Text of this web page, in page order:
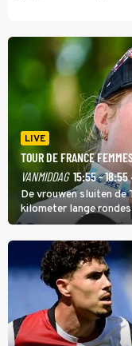
LIVE
TOUR DE FRANCE
VANMIDDAG 15:55 - 18:55
De vrouwen sluiten de
kilometer lange
zware Col d'Èze. Aan
de eindwinnaar de